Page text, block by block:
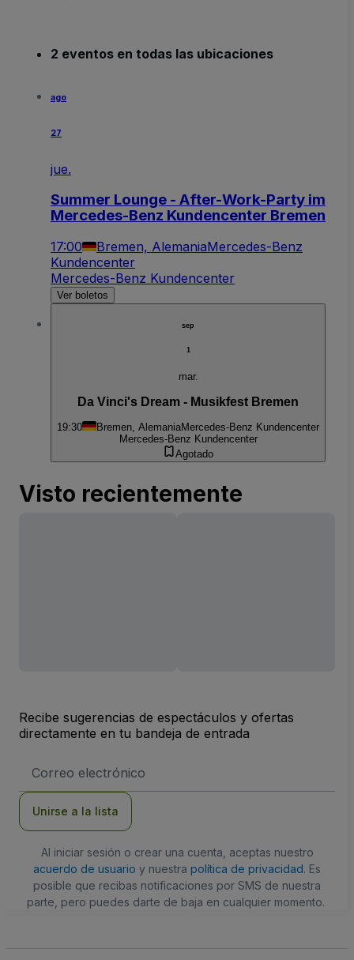
2 eventos en todas las ubicaciones
ago
27
jue.
Summer Lounge - After-Work-Party im
Mercedes-Benz Kundencenter Bremen
17:00 Bremen, AlemaniaMercedes-Benz
Kundencenter
Mercedes-Benz Kundencenter
Ver boletos
sep
1
mar.
Da Vinci's Dream - Musikfest Bremen
19:30 Bremen, AlemaniaMercedes-Benz Kundencenter
Mercedes-Benz Kundencenter
Agotado
Visto recientemente
Recibe sugerencias de espectáculos y ofertas
directamente en tu bandeja de entrada
de
Unirse a la lista
Al iniciar sesión o crear una cuenta, aceptas nuestro
acuerdo de usuario y nuestra política de privacidad. Es
posible que recibas notificaciones por SMS de nuestra
parte, pero puedes darte de baja en cualquier momento.